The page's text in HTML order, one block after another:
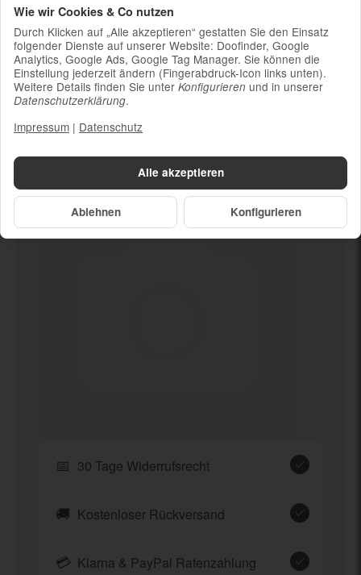
Ladekabel (ohne Ladestecker)
Um die Nachhaltigkeit zu unterstützen und
weil die meisten neueren Smartphones
kabelloses Laden ermöglichen, ist kein
Ladestecker im Lieferumfang enthalten
Dein neues128 GB
📅 30 Tage Widerrufsrecht
🚚 Kostenloser Rückversand
💳 Klarna & PayPal Ratenzahlung
Alle akzeptieren
Ablehnen Konfigurieren
Wie wir Cookies & Co nutzen
Durch Klicken auf „Alle akzeptieren“ gestatten Sie den Einsatz
folgender Dienste auf unserer Website: Doofinder, Google
Analytics, Google Ads, Google Tag Manager. Sie können die
Einstellung jederzeit ändern (Fingerabdruck-Icon links unten).
Weitere Details finden Sie unter Konfigurieren und in unserer
Datenschutzerklärung.
Impressum | Datenschutz